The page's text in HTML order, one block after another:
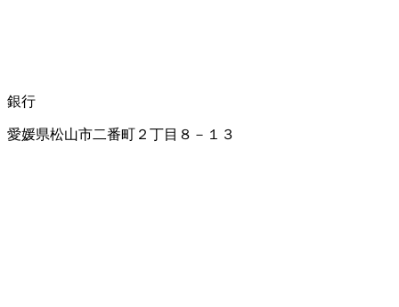
銀行
愛媛県松山市二番町２丁目８－１３